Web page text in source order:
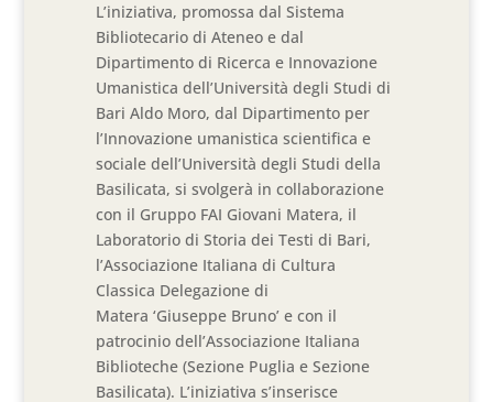
L’iniziativa, promossa dal Sistema
Bibliotecario di Ateneo e dal
Dipartimento di Ricerca e Innovazione
Umanistica dell’Università degli Studi di
Bari Aldo Moro, dal Dipartimento per
l’Innovazione umanistica scientifica e
sociale dell’Università degli Studi della
Basilicata, si svolgerà in collaborazione
con il Gruppo FAI Giovani Matera, il
Laboratorio di Storia dei Testi di Bari,
l’Associazione Italiana di Cultura
Classica Delegazione di
Matera ‘Giuseppe Bruno’ e con il
patrocinio dell’Associazione Italiana
Biblioteche (Sezione Puglia e Sezione
Basilicata). L’iniziativa s’inserisce